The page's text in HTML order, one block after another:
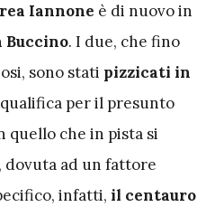
Iannone è di nuovo in
. I due, che fino
sono stati pizzicati in
per il presunto
quello che in pista si
dovuta ad un fattore
infatti, il centauro